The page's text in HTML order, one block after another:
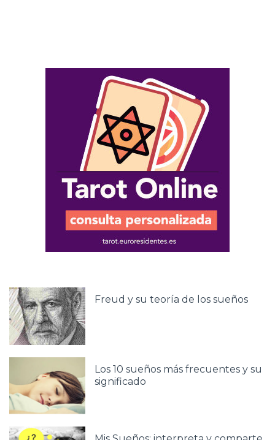
Freud y su teoría de los sueños
Los 10 sueños más frecuentes y su
significado